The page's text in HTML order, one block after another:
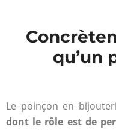
qu’un
Le poinçon en
dont le rôle est de